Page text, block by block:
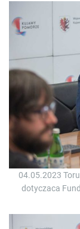
04.05.2023
dotyczaca